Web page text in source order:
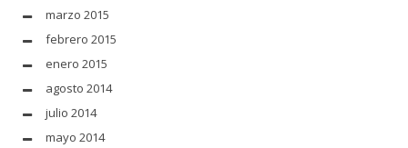
marzo 2015
febrero 2015
enero 2015
agosto 2014
julio 2014
mayo 2014